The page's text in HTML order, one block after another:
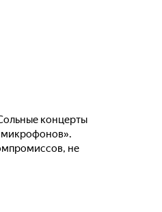
концерты
микрофонов».
не